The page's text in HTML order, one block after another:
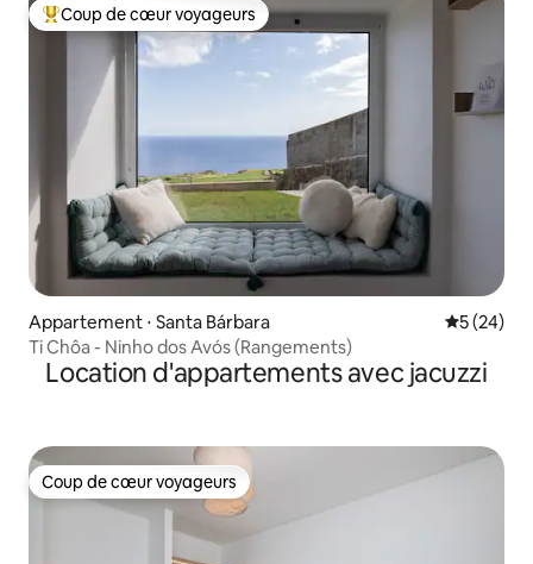
Coups de cœur voyageurs les plus appréciés
Coup de cœur voyageurs
Appartement ⋅ Santa Bárbara
5 (24)
Ti Chôa - Ninho dos Avós (Rangements)
Location d'appartements avec jacuzzi
Coup de cœur voyageurs
Coup de cœur voyageurs